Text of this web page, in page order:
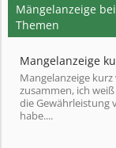
Mängelanzeige
Themen
Mangelanzeige
Mangelanzeige
zusammen, ich
die Gewährleistung
habe....